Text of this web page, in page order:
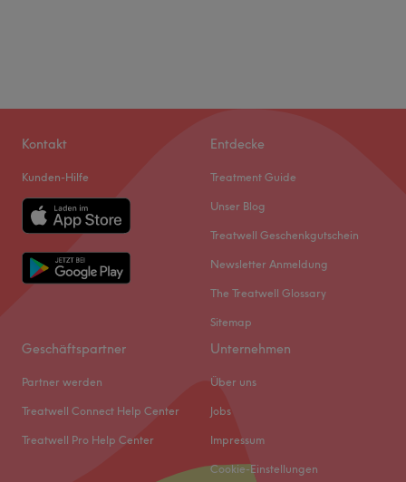
Kontakt
Kunden-Hilfe
Entdecke
Treatment Guide
Unser Blog
Treatwell Geschenkgutschein
Newsletter Anmeldung
The Treatwell Glossary
Sitemap
Geschäftspartner
Partner werden
Treatwell Connect Help Center
Treatwell Pro Help Center
Unternehmen
Über uns
Jobs
Impressum
Cookie-Einstellungen